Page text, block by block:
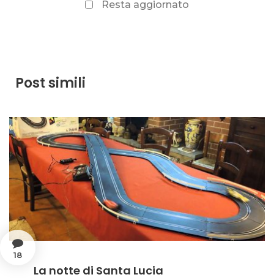
Resta aggiornato
Post simili
18
La notte di Santa Lucia